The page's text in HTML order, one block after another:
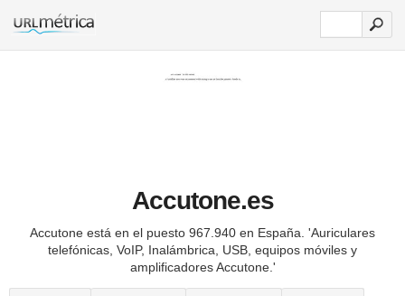
Accutone.es
Accutone está en el puesto 967.940 en España. 'Auriculares
telefónicas, VoIP, Inalámbrica, USB, equipos móviles y
amplificadores Accutone.'